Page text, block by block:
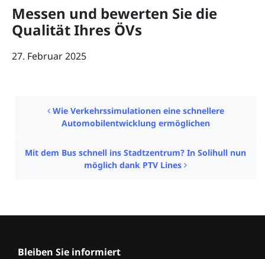
Messen und bewerten Sie die
Qualität Ihres ÖVs
27. Februar 2025
Wie Verkehrssimulationen eine schnellere
Automobilentwicklung ermöglichen
Mit dem Bus schnell ins Stadtzentrum? In Solihull nun
möglich dank PTV Lines
Bleiben Sie informiert